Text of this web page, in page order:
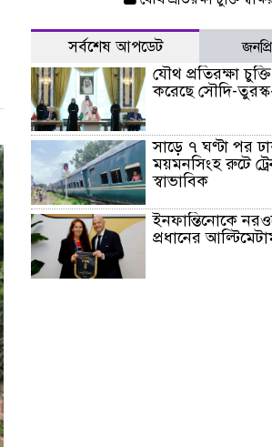
সর্বশেষ আপডেট
যৌথ প্রতিরক্ষা চুক্তি
করেছে সৌদি-
সাড়ে ৭ ঘণ্টা পর
ময়মনসিংহ রুটে
স্বাভাবিক
ইনফান্তিনোকে
প্রধানের